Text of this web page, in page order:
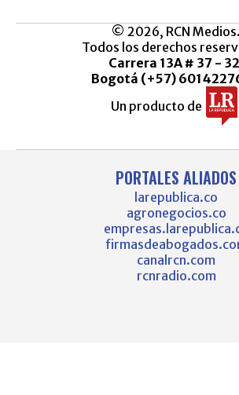
© 2026, RCN Medios.
Todos los derechos
Carrera 13A # 37 -
Bogotá (+57)
Un producto de
PORTALES ALIADOS
larepublica.co
agronegocios.co
canalrcn.com
rcnradio.com